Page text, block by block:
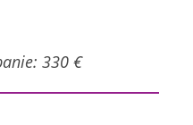
330 €